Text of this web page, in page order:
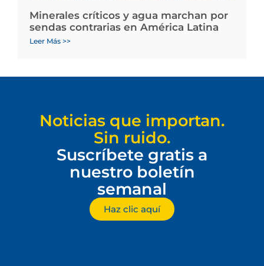
Minerales críticos y agua marchan por
sendas contrarias en América Latina
Leer Más >>
Noticias que importan.
Sin ruido.
Suscríbete gratis a
nuestro boletín
semanal
Haz clic aquí